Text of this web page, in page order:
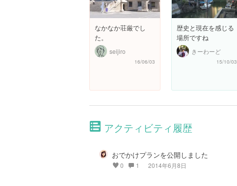
なかなか荘厳でし
た。
seijiro
16/06/03
歴史と現在を感じる
場所ですね
きーわーど
15/10/03
アクティビティ履歴
おでかけプランを公開しました
0 1 2014年6月8日